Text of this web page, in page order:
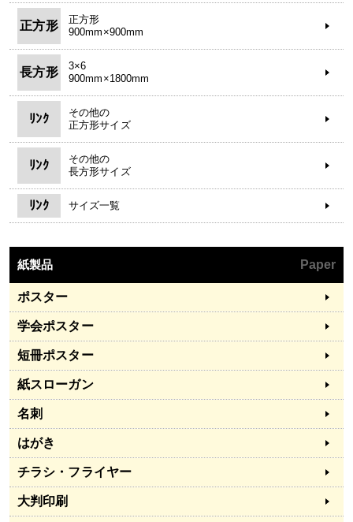
正方形
正方形
900mm×900mm
長方形
3×6
900mm×1800mm
ﾘﾝｸ
その他の
正方形サイズ
ﾘﾝｸ
その他の
長方形サイズ
ﾘﾝｸ サイズ一覧
紙製品 Paper
ポスター
学会ポスター
短冊ポスター
紙スローガン
名刺
はがき
チラシ・フライヤー
大判印刷